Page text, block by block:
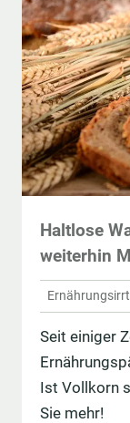
Haltlose
weiterhin
Seit einiger
Ist Vollkorn
Sie mehr!